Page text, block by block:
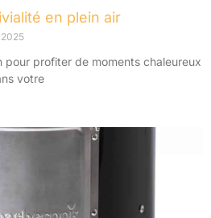
en plein air
pour profiter de moments chaleureux
votre